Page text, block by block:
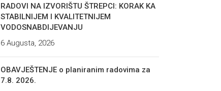
RADOVI NA IZVORIŠTU ŠTREPCI: KORAK KA
STABILNIJEM I KVALITETNIJEM
VODOSNABDIJEVANJU
6 Augusta, 2026
OBAVJEŠTENJE o planiranim radovima za
7.8. 2026.